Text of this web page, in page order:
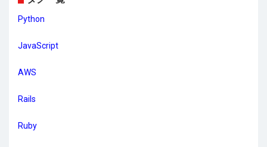
Python
JavaScript
AWS
Rails
Ruby